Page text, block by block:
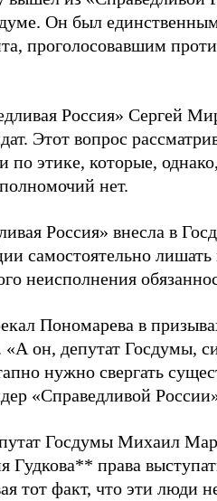
Он был
проголосовавшим
Россия» Сергей
Этот вопрос
по этике, которые,
нет.
Россия» внесла в
самостоятельно
неисполнения
Пономарева в
он, депутат Госдумы,
нужно свергать
«Справедливой
Госдумы Михаил
права
тот факт, что эти люди